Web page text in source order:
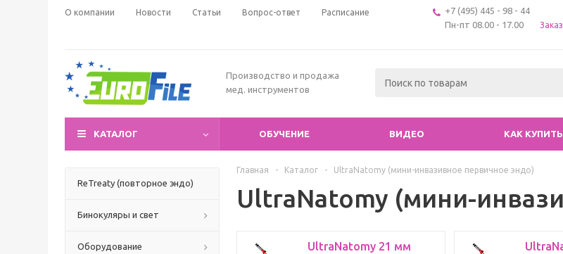
О компании Новости Статьи Вопрос-ответ Расписание
+7 (495) 445 - 98 - 44
Пн-пт 08.00 - 17.00
Производство и продажа
мед. инструментов
КАТАЛОГ ОБУЧЕНИЕ ВИДЕО КАК КУПИТЬ
ReTreaty (повторное эндо)
Бинокуляры и свет
Оборудование
Главная - Каталог - UltraNatomy (мини-инвазивное первичное эндо)
UltraNatomy (мини-
UltraNatomy 21 мм